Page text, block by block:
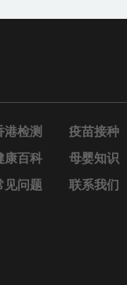
港检测 疫苗接种
康百科 母婴知识
见问题 联系我们